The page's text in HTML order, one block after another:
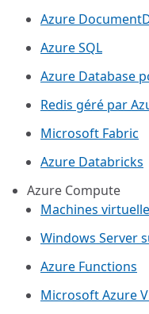
Azure
Azure SQL
Azure Database
Redis géré par
Microsoft Fabric
Azure Databricks
Azure Compute
Machines
Windows Server
Azure Functions
Microsoft Azure